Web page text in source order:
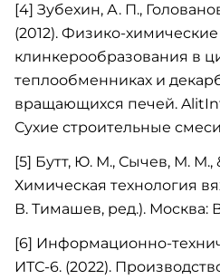
[4] Зубехин, А. П.,
(2012). Физико-
клинкерообразования в
теплообменниках и
вращающихся печей.
Сухие строительные
[5] Бутт, Ю. М., Сычев, М. М.,
Химическая технология
В. Тимашев, ред.). Москва:
[6] Информационно-
ИТС-6. (2022).